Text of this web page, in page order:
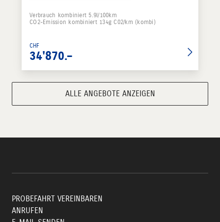
Verbrauch kombiniert 5.9l/100km
CO2-Emission kombiniert 134g C02/km (kombi)
CHF
34'870.–
ALLE ANGEBOTE ANZEIGEN
PROBEFAHRT VEREINBAREN
ANRUFEN